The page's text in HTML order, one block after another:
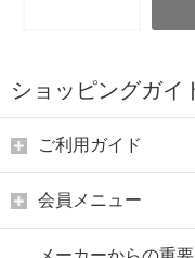
ショッピングガイ
ご利用ガイド
会員メニュー